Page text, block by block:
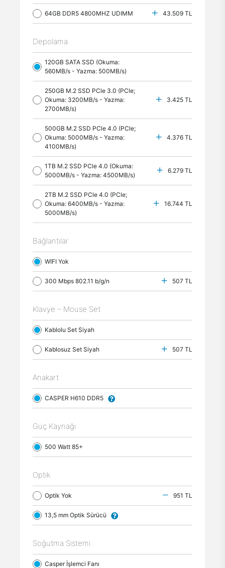
64GB DDR5 4800MHZ UDIMM 43.509 TL
Depolama
120GB SATA SSD (Okuma:
560MB/s - Yazma: 500MB/s)
250GB M.2 SSD PCle 3.0 (PCle;
Okuma: 3200MB/s - Yazma:
2700MB/s)
3.425 TL
500GB M.2 SSD PCle 4.0 (PCle;
Okuma: 5000MB/s - Yazma:
4100MB/s)
4.376 TL
1TB M.2 SSD PCle 4.0 (Okuma:
5000MB/s - Yazma: 4500MB/s)
6.279 TL
2TB M.2 SSD PCle 4.0 (PCle;
Okuma: 6400MB/s - Yazma:
5000MB/s)
16.744 TL
Bağlantılar
WIFI Yok
300 Mbps 802.11 b/g/n 507 TL
Klavye – Mouse Set
Kablolu Set Siyah
Kablosuz Set Siyah 507 TL
Anakart
CASPER H610 DDR5
Güç Kaynağı
500 Watt 85+
Optik
Optik Yok 951 TL
13,5 mm Optik Sürücü
Soğutma Sistemi
Casper İşlemci Fanı